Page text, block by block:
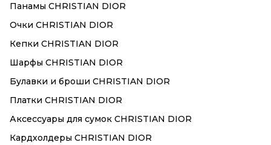
Панамы CHRISTIAN DIOR
Очки CHRISTIAN DIOR
Кепки CHRISTIAN DIOR
Шарфы CHRISTIAN DIOR
Булавки и броши CHRISTIAN DIOR
Платки CHRISTIAN DIOR
Аксессуары для сумок CHRISTIAN DIOR
Кардхолдеры CHRISTIAN DIOR